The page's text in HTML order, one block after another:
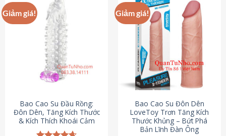
có
nhiều
biến
thể.
Các
tùy
chọn
có
chọn
trên
trang
Giảm giá!
Bao Cao Su Đầu Rồng:
Đôn Dên, Tăng Kích Thước
& Kích Thích Khoái Cảm
Giảm giá!
Bao Cao Su Đôn Dên
LoveToy Trơn Tăng Kích
Thước Khủng – Bứt Phá
Bản Lĩnh Đàn Ông